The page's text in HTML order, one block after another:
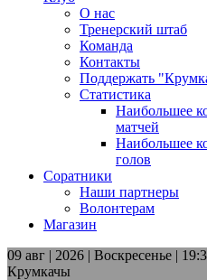
О нас
Тренерский штаб
Команда
Контакты
Поддержать
Статистика
Наибольшее
матчей
Наибольшее
голов
Соратники
Наши партнеры
Волонтерам
Магазин
09 авг | 2026 | Воскресенье |
Крумкачы